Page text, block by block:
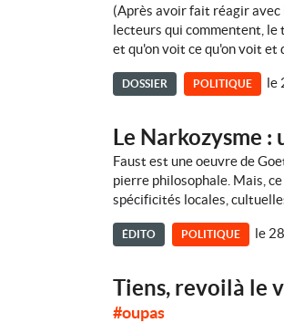
(Après avoir fait réagir avec
lecteurs qui commentent, le
et qu'on voit ce qu'on voit et
DOSSIER POLITIQUE le
Le Narkozysme :
Faust est une oeuvre de
pierre philosophale. Mais,
spécificités locales,
ÉDITO POLITIQUE le
Tiens, revoilà le
#oupas